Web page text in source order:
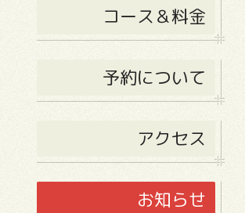
コース＆料金
予約について
アクセス
お知らせ